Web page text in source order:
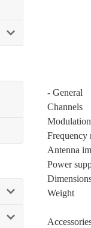
- General
Channels
Frequency
Antenna
Power
Weight